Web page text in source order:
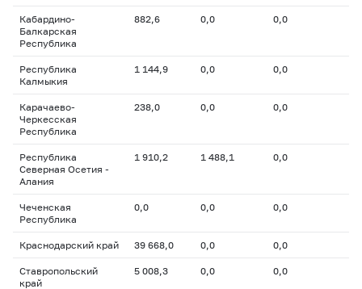
Кабардино-
Балкарская
Республика
882,6 0,0 0,0
Республика
Калмыкия
1 144,9 0,0 0,0
Карачаево-
Черкесская
Республика
238,0 0,0 0,0
Республика
Северная Осетия -
Алания
1 910,2 1 488,1 0,0
Чеченская
Республика
0,0 0,0 0,0
Краснодарский край 39 668,0 0,0 0,0
Ставропольский
край
5 008,3 0,0 0,0